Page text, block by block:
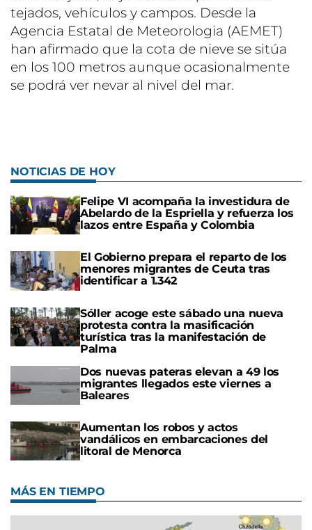
tejados, vehículos y campos. Desde la
Agencia Estatal de Meteorologia (AEMET)
han afirmado que la cota de nieve se sitúa
en los 100 metros aunque ocasionalmente
se podrá ver nevar al nivel del mar.
NOTICIAS DE HOY
Felipe VI acompaña la investidura de
Abelardo de la Espriella y refuerza los
lazos entre España y Colombia
El Gobierno prepara el reparto de los
menores migrantes de Ceuta tras
identificar a 1.342
Sóller acoge este sábado una nueva
protesta contra la masificación
turística tras la manifestación de
Palma
Dos nuevas pateras elevan a 49 los
migrantes llegados este viernes a
Baleares
Aumentan los robos y actos
vandálicos en embarcaciones del
litoral de Menorca
MÁS EN TIEMPO